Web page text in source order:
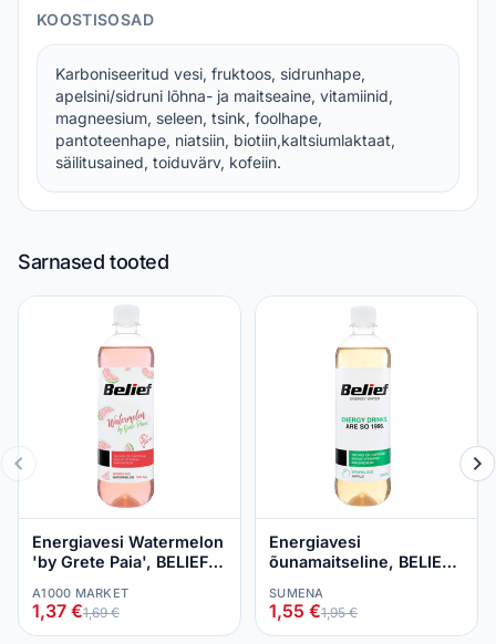
KOOSTISOSAD
Karboniseeritud vesi, fruktoos, sidrunhape,
apelsini/sidruni lõhna- ja maitseaine, vitamiinid,
magneesium, seleen, tsink, foolhape,
pantoteenhape, niatsiin, biotiin,kaltsiumlaktaat,
säilitusained, toiduvärv, kofeiin.
Sarnased tooted
Energiavesi Watermelon
'by Grete Paia', BELIEF,
A1000 MARKET
1,37 €1,69 €
Energiavesi
õunamaitseline, BELIEF,
SUMENA
1,55 €1,95 €